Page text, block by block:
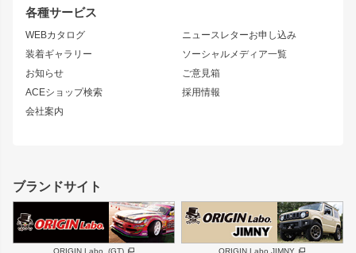
各種サービス
WEBカタログ
装着ギャラリー
お知らせ
ACEショップ検索
会社案内
ニュースレターお申し込み
ソーシャルメディア一覧
ご意見箱
採用情報
S14 シルビア 後期
S13 シルビア
180SX
シルエイティ
ローレル
セフィーロ
キャラバン
スズキ
GS350
SC
スバル 三菱
リアウイング
ジムニーパーツ
ホイール
MUD-S7
MUD-SR7
まつど家 鉄漢
ボンネット
フェンダー
サイドパーツ
リアゲート
メンテナンスパーツ
ブランドサイト
ORIGIN Labo. (GT) ORIGIN Labo.JIMNY